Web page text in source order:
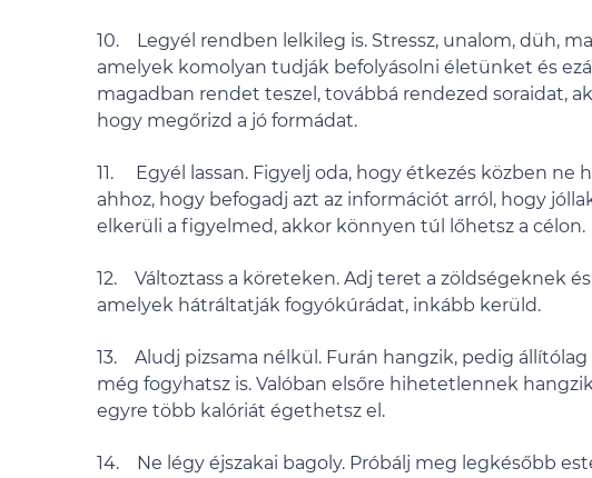
10. Legyél rendben lelkileg is. Stressz, unalom, düh,
amelyek komolyan tudják befolyásolni életünket és
magadban rendet teszel, továbbá rendezed soraidat,
hogy megőrizd a jó formádat.
11. Egyél lassan. Figyelj oda, hogy étkezés közben ne
ahhoz, hogy befogadj azt az információt arról, hogy
elkerüli a figyelmed, akkor könnyen túl lőhetsz a célon.
12. Változtass a köreteken. Adj teret a zöldségeknek
amelyek hátráltatják fogyókúrádat, inkább kerüld.
13. Aludj pizsama nélkül. Furán hangzik, pedig állítólag
még fogyhatsz is. Valóban elsőre hihetetlennek
egyre több kalóriát égethetsz el.
14. Ne légy éjszakai bagoly. Próbálj meg legkésőbb